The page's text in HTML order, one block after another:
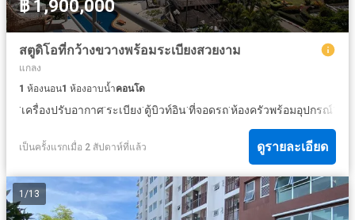
฿ 1,900,000
สตูดิโอที่กว้างขวางพร้อมระเบียงสวยงาม
แกลง
1 ห้องนอน1 ห้องอาบน้ำคอนโด
·เครื่องปรับอากาศ·ระเบียง·ตู้บิวท์อิน·ที่จอดรถ·ห้องครัวพร้อมอุปกรณ์
เป็นครั้งแรกเมื่อ 2 สัปดาห์ที่แล้ว ดูรายละเอียด
1 /13